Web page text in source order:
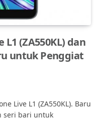
L1 (ZA550KL) dan
untuk Penggiat
Live L1 (ZA550KL). Baru
seri bari untuk